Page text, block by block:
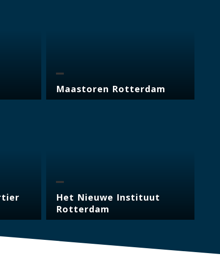
Maastoren Rotterdam
Het Nieuwe Instituut
Rotterdam